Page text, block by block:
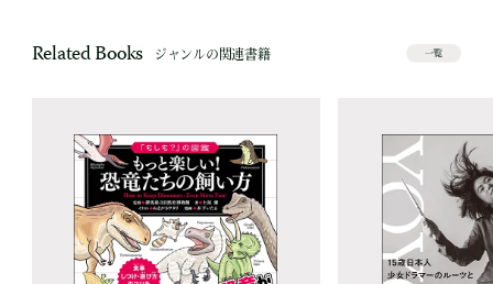
Related Books ジャンルの関連書籍 一覧